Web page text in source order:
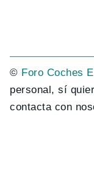
© Foro Coches
personal, sí
contacta con